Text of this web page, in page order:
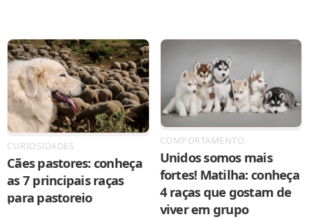
CURIOSIDADES
Cães pastores: conheça
as 7 principais raças
para pastoreio
COMPORTAMENTO
Unidos somos mais
fortes! Matilha: conheça
4 raças que gostam de
viver em grupo